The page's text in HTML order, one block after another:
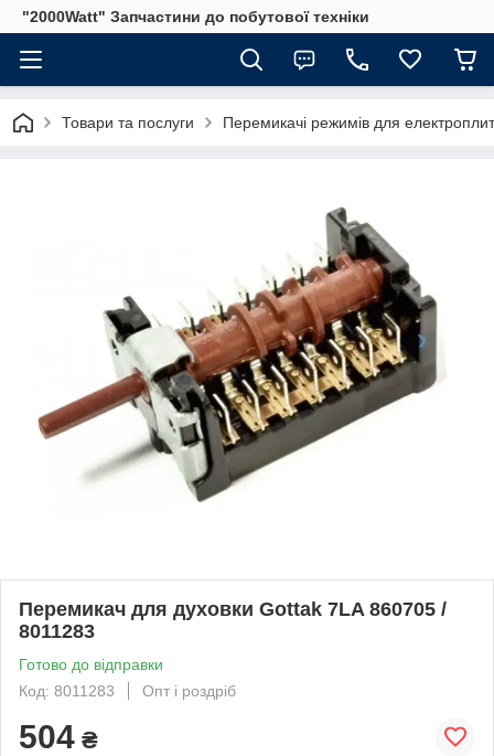
"2000Watt" Запчастини до побутової техніки
Товари та послуги Перемикачі режимів для
Перемикач для духовки Gottak 7LA 860705 /
8011283
Готово до відправки
Код: 8011283
Опт і роздріб
504 ₴